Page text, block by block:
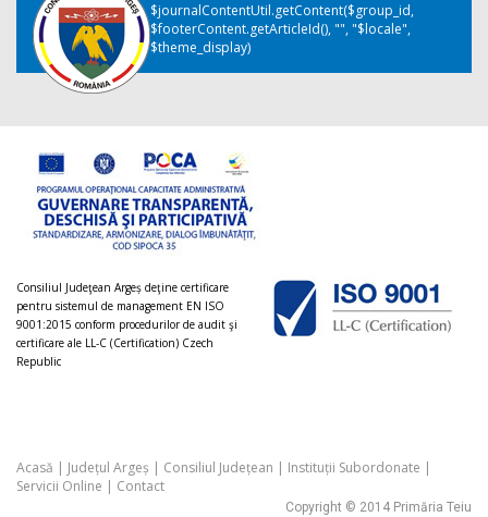
$journalContentUtil.getContent($group_id,
$footerContent.getArticleId(), "", "$locale",
$theme_display)
Consiliul Judeţean Argeș deţine certificare
pentru sistemul de management EN ISO
9001:2015 conform procedurilor de audit şi
certificare ale LL-C (Certification) Czech
Republic
Acasă | Județul Argeș | Consiliul Județean | Instituții Subordonate |
Servicii Online | Contact
Copyright © 2014 Primăria Teiu